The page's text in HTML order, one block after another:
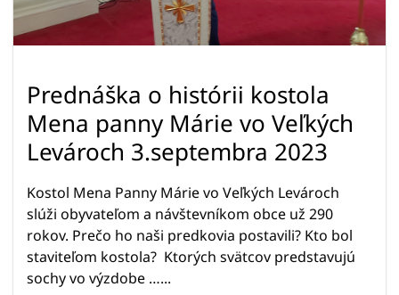
Prednáška o histórii kostola
Mena panny Márie vo Veľkých
Levároch 3.septembra 2023
Kostol Mena Panny Márie vo Veľkých Levároch
slúži obyvateľom a návštevníkom obce už 290
rokov. Prečo ho naši predkovia postavili? Kto bol
staviteľom kostola? Ktorých svätcov predstavujú
sochy vo výzdobe …...